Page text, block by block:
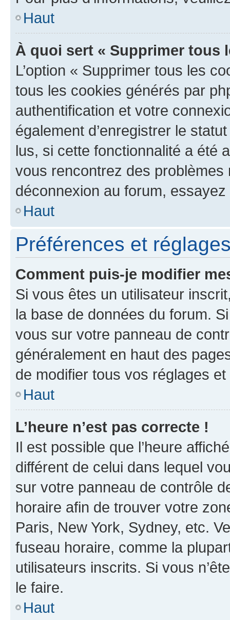
Haut
À quoi sert « Supprimer tous
L’option « Supprimer tous les
tous les cookies générés par
authentification et votre
également d’enregistrer le
lus, si cette fonctionnalité a été
vous rencontrez des
déconnexion au forum,
Haut
Préférences et
Comment puis-je modifier
Si vous êtes un utilisateur
la base de données du forum.
vous sur votre panneau de
généralement en haut des
de modifier tous vos réglages
Haut
L’heure n’est pas correcte !
Il est possible que l’heure
différent de celui dans lequel
sur votre panneau de contrôle
horaire afin de trouver votre
Paris, New York, Sydney, etc.
fuseau horaire, comme la
utilisateurs inscrits. Si vous
le faire.
Haut